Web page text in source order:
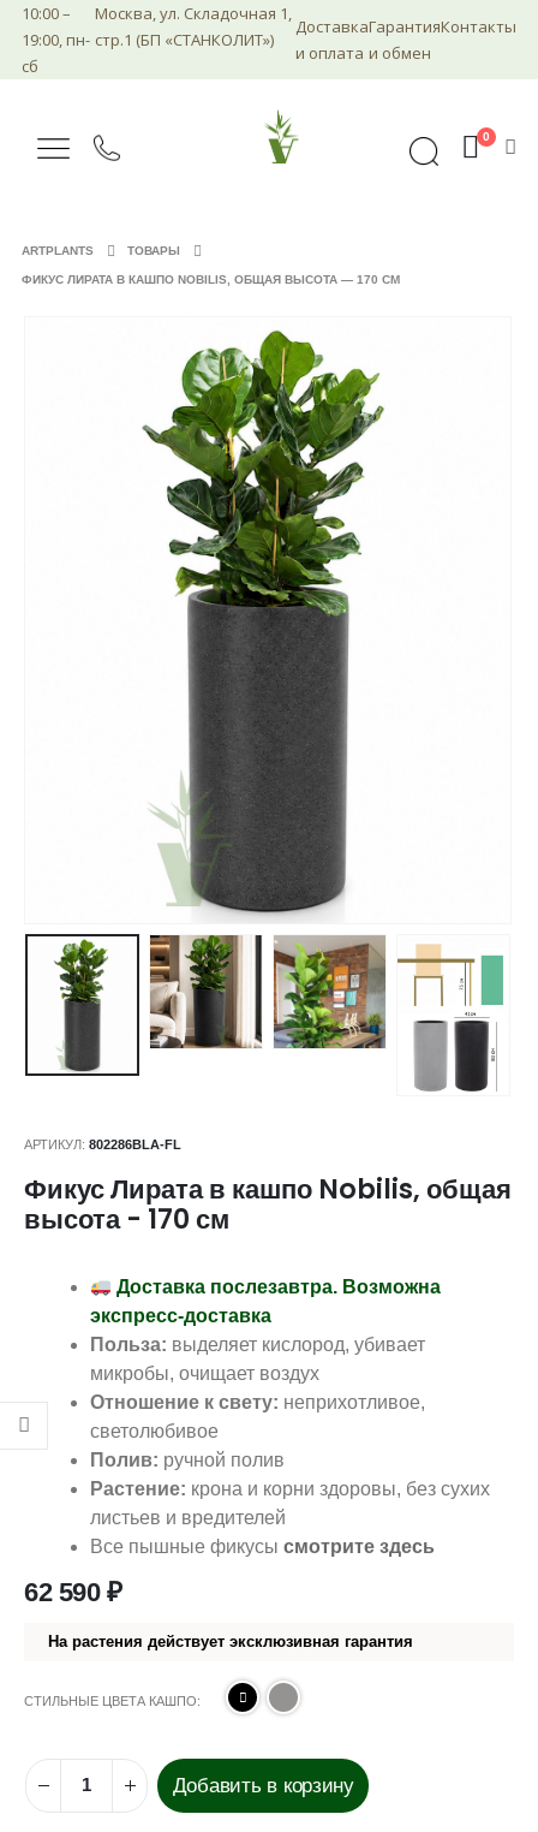
10:00 –
19:00, пн-
сб
Москва, ул. Складочная 1,
стр.1 (БП «СТАНКОЛИТ»)
Доставка
и оплата
Гарантия
и обмен
Контакты
0
ARTPLANTS ТОВАРЫ
ФИКУС ЛИРАТА В КАШПО NOBILIS, ОБЩАЯ ВЫСОТА — 170 СМ
АРТИКУЛ: 802286BLA-FL
Фикус Лирата в кашпо Nobilis, общая
высота - 170 см
Доставка послезавтра. Возможна
экспресс-доставка
Польза: выделяет кислород, убивает
микробы, очищает воздух
Отношение к свету: неприхотливое,
светолюбивое
Полив: ручной полив
Растение: крона и корни здоровы, без сухих
листьев и вредителей
Все пышные фикусы смотрите здесь
62 590 ₽
На растения действует эксклюзивная гарантия
СТИЛЬНЫЕ ЦВЕТА КАШПО
Добавить в корзину